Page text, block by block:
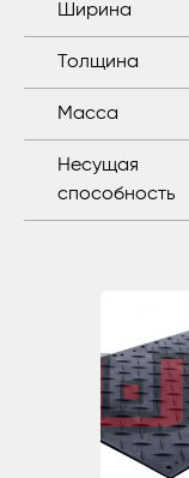
Ширина
Толщина
Масса
Несущая
способность